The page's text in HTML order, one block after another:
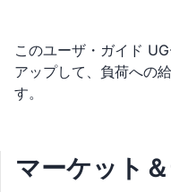
このユーザ・ガイド
アップして、負荷への
す。
マーケット